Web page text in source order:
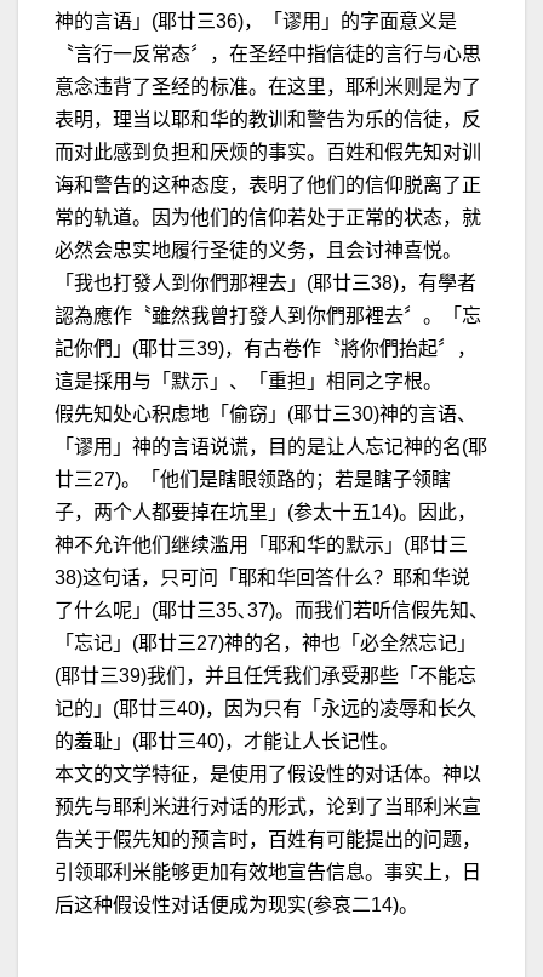
神的言语」(耶廿三36)，「谬用」的字面意义是
〝言行一反常态〞，在圣经中指信徒的言行与心思
意念违背了圣经的标准。在这里，耶利米则是为了
表明，理当以耶和华的教训和警告为乐的信徒，反
而对此感到负担和厌烦的事实。百姓和假先知对训
诲和警告的这种态度，表明了他们的信仰脱离了正
常的轨道。因为他们的信仰若处于正常的状态，就
必然会忠实地履行圣徒的义务，且会讨神喜悦。
「我也打發人到你們那裡去」(耶廿三38)，有學者
認為應作〝雖然我曾打發人到你們那裡去〞。「忘
記你們」(耶廿三39)，有古卷作〝將你們抬起〞，
這是採用与「默示」、「重担」相同之字根。
假先知处心积虑地「偷窃」(耶廿三30)神的言语、
「谬用」神的言语说谎，目的是让人忘记神的名(耶
廿三27)。「他们是瞎眼领路的；若是瞎子领瞎
子，两个人都要掉在坑里」(参太十五14)。因此，
神不允许他们继续滥用「耶和华的默示」(耶廿三
38)这句话，只可问「耶和华回答什么？耶和华说
了什么呢」(耶廿三35､37)。而我们若听信假先知、
「忘记」(耶廿三27)神的名，神也「必全然忘记」
(耶廿三39)我们，并且任凭我们承受那些「不能忘
记的」(耶廿三40)，因为只有「永远的凌辱和长久
的羞耻」(耶廿三40)，才能让人长记性。
本文的文学特征，是使用了假设性的对话体。神以
预先与耶利米进行对话的形式，论到了当耶利米宣
告关于假先知的预言时，百姓有可能提出的问题，
引领耶利米能够更加有效地宣告信息。事实上，日
后这种假设性对话便成为现实(参哀二14)。